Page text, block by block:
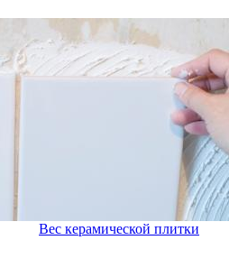
Вес керамической плитки